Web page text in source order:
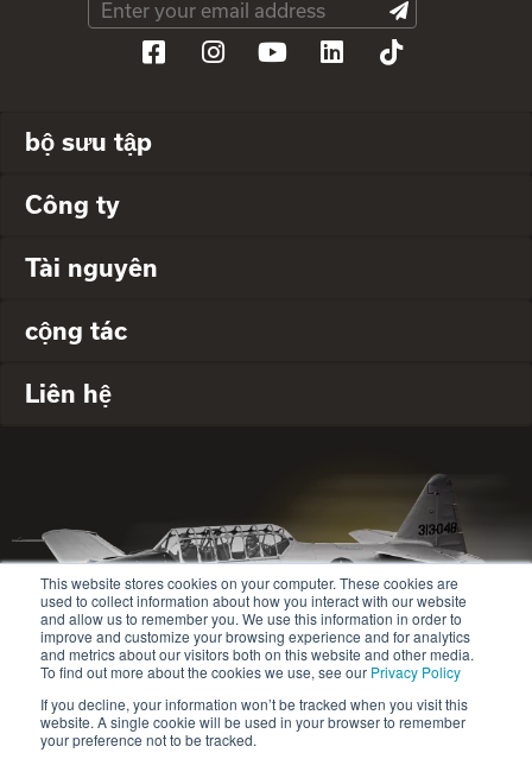
This website stores cookies on your computer. These cookies are
used to collect information about how you interact with our website
and allow us to remember you. We use this information in order to
improve and customize your browsing experience and for analytics
and metrics about our visitors both on this website and other media.
To find out more about the cookies we use, see our Privacy Policy
If you decline, your information won’t be tracked when you visit this
website. A single cookie will be used in your browser to remember
your preference not to be tracked.
bộ sưu tập
Công ty
Tài nguyên
cộng tác
Liên hệ
© 2020-2024 Safety Jogger All rights reserved
Site map
Chính sách bảo mật